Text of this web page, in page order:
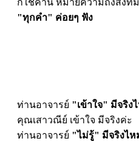
ก็ใช้คำนี้ หมายความถึงสิ่งที่
"ทุกคำ" ค่อยๆ ฟัง
ท่านอาจารย์ "เข้าใจ" มีจริง
คุณเสาวณีย์ เข้าใจ มีจริงค่ะ
ท่านอาจารย์ "ไม่รู้" มีจริงไห